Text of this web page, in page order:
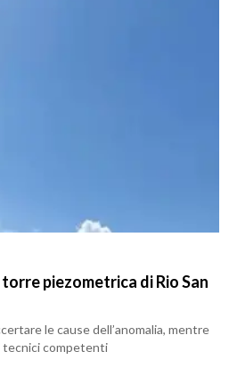
piezometrica di Rio San
le cause dell’anomalia, mentre
tecnici competenti